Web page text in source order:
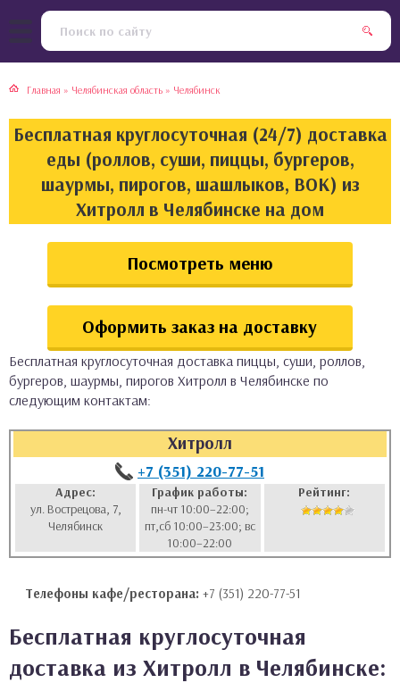
Главная » Челябинская область » Челябинск
Бесплатная круглосуточная (24/7) доставка
еды (роллов, суши, пиццы, бургеров,
шаурмы, пирогов, шашлыков, ВОК) из
Хитролл в Челябинске на дом
Посмотреть меню
Оформить заказ на доставку
Бесплатная круглосуточная доставка пиццы, суши, роллов,
бургеров, шаурмы, пирогов Хитролл в Челябинске по
следующим контактам:
Хитролл
+7 (351) 220-77-51
Адрес:
ул. Вострецова, 7,
Челябинск
График работы:
пн-чт 10:00–22:00;
пт,сб 10:00–23:00; вс
10:00–22:00
Рейтинг:
Телефоны кафе/ресторана: +7 (351) 220-77-51
Бесплатная круглосуточная
доставка из Хитролл в Челябинске:
кухня
кухня
кухня
кухня
булочки